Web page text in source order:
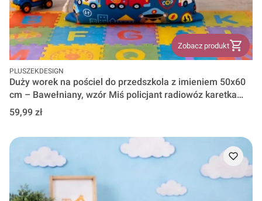
Zobacz produkt
PRODUCENT
PLUSZEKDESIGN
Duży worek na pościel do przedszkola z imieniem 50x60
cm – Bawełniany, wzór Miś policjant radiowóz karetka
straż pożarna wz 1586
Cena
59,99 zł